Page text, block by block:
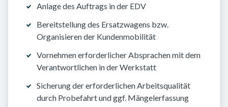
Anlage des Auftrags in der EDV
Bereitstellung des Ersatzwagens bzw.
Organisieren der Kundenmobilität
Vornehmen erforderlicher Absprachen mit dem
Verantwortlichen in der Werkstatt
Sicherung der erforderlichen Arbeitsqualität
durch Probefahrt und ggf. Mängelerfassung